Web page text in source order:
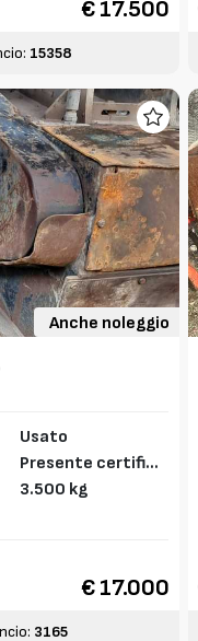
€ 17.500
15358
Anche noleggio
Usato
Presente certifica
to CE
3.500 kg
€ 17.000
3165